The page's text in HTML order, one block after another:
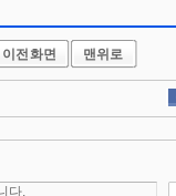
이전화면 맨위로